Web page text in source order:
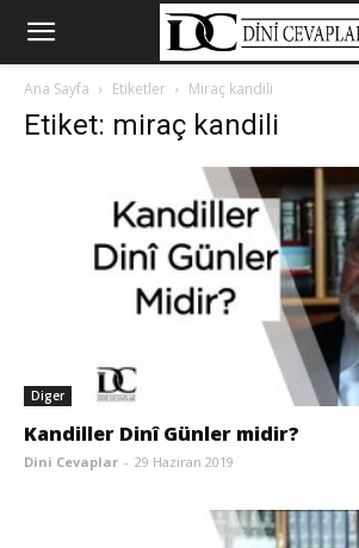
Ana Sayfa Etiketler Miraç kandili
Etiket: miraç kandili
Diger
Kandiller Dinî Günler midir?
Dini Cevaplar - 29 Haziran 2019